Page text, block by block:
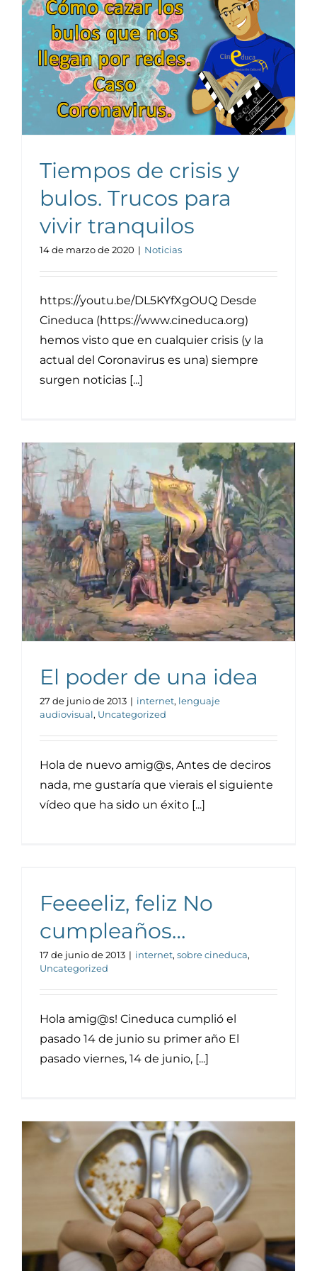
Noticias y publicaciones
Tiempos de crisis y
bulos. Trucos para
vivir tranquilos
14 de marzo de 2020 | Noticias
https://youtu.be/DL5KYfXgOUQ Desde
Cineduca (https://www.cineduca.org)
hemos visto que en cualquier crisis (y la
actual del Coronavirus es una) siempre
surgen noticias [...]
El poder de una idea
27 de junio de 2013 | internet, lenguaje
audiovisual, Uncategorized
Hola de nuevo amig@s, Antes de deciros
nada, me gustaría que vierais el siguiente
vídeo que ha sido un éxito [...]
Feeeeliz, feliz No
cumpleaños…
17 de junio de 2013 | internet, sobre cineduca,
Uncategorized
Hola amig@s! Cineduca cumplió el
pasado 14 de junio su primer año El
pasado viernes, 14 de junio, [...]